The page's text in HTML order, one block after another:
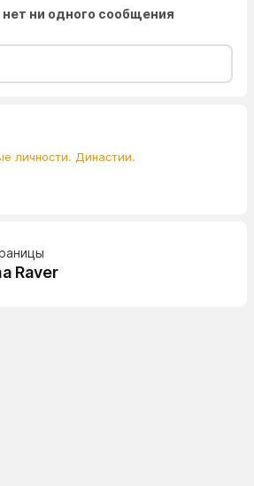
ни одного сообщения
личности. Династии.
Raver